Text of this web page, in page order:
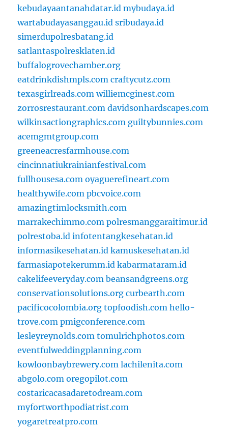
kebudayaantanahdatar.id mybudaya.id
wartabudayasanggau.id sribudaya.id
simerdupolresbatang.id
satlantaspolresklaten.id
buffalogrovechamber.org
eatdrinkdishmpls.com craftycutz.com
texasgirlreads.com williemcginest.com
zorrosrestaurant.com davidsonhardscapes.com
wilkinsactiongraphics.com guiltybunnies.com
acemgmtgroup.com
greeneacresfarmhouse.com
cincinnatiukrainianfestival.com
fullhousesa.com oyaguerefineart.com
healthywife.com pbcvoice.com
amazingtimlocksmith.com
marrakechimmo.com polresmanggaraitimur.id
polrestoba.id infotentangkesehatan.id
informasikesehatan.id kamuskesehatan.id
farmasiapotekerumm.id kabarmataram.id
cakelifeeveryday.com beansandgreens.org
conservationsolutions.org curbearth.com
pacificocolombia.org topfoodish.com hello-
trove.com pmigconference.com
lesleyreynolds.com tomulrichphotos.com
eventfulweddingplanning.com
kowloonbaybrewery.com lachilenita.com
abgolo.com oregopilot.com
costaricacasadaretodream.com
myfortworthpodiatrist.com
yogaretreatpro.com